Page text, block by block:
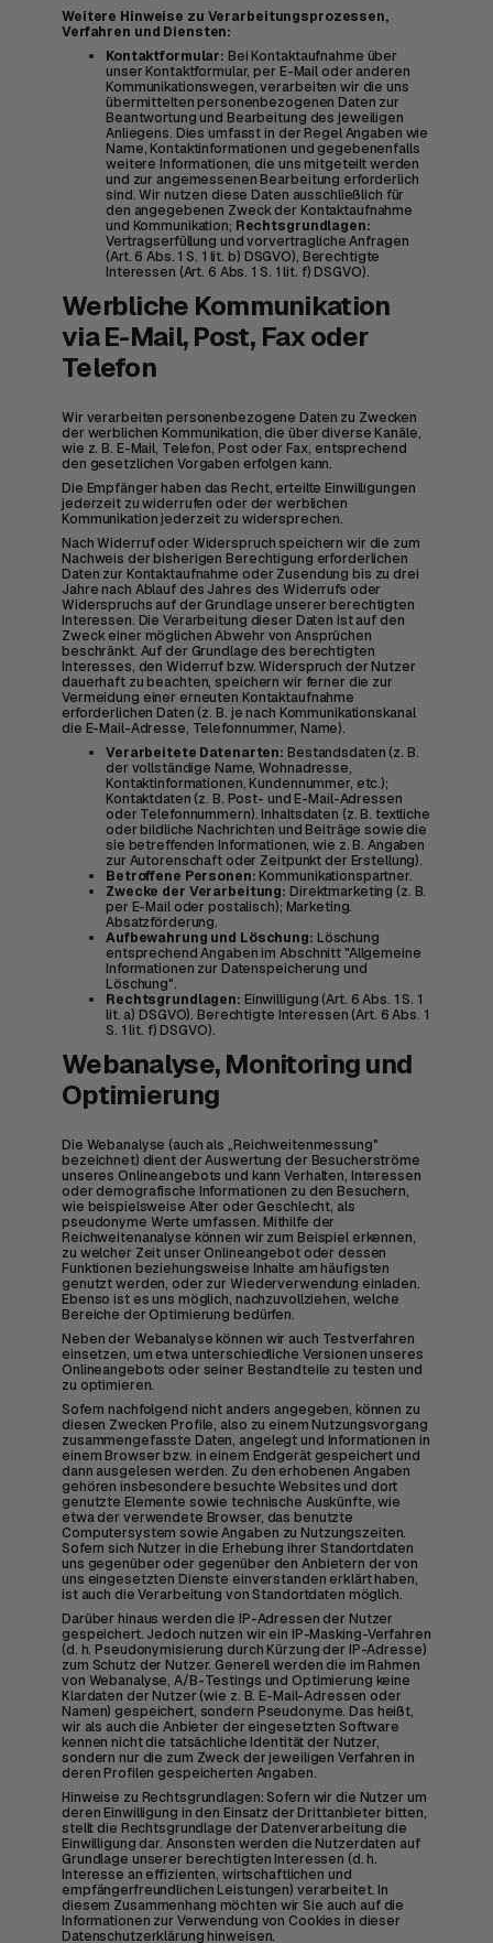
Weitere Hinweise zu Verarbeitungsprozessen,
Verfahren und Diensten:
Kontaktformular: Bei Kontaktaufnahme über
unser Kontaktformular, per E-Mail oder anderen
Kommunikationswegen, verarbeiten wir die uns
übermittelten personenbezogenen Daten zur
Beantwortung und Bearbeitung des jeweiligen
Anliegens. Dies umfasst in der Regel Angaben wie
Name, Kontaktinformationen und gegebenenfalls
weitere Informationen, die uns mitgeteilt werden
und zur angemessenen Bearbeitung erforderlich
sind. Wir nutzen diese Daten ausschließlich für
den angegebenen Zweck der Kontaktaufnahme
und Kommunikation; Rechtsgrundlagen:
Vertragserfüllung und vorvertragliche Anfragen
(Art. 6 Abs. 1 S. 1 lit. b) DSGVO), Berechtigte
Interessen (Art. 6 Abs. 1 S. 1 lit. f) DSGVO).
Werbliche Kommunikation
via E-Mail, Post, Fax oder
Telefon
Wir verarbeiten personenbezogene Daten zu Zwecken
der werblichen Kommunikation, die über diverse Kanäle,
wie z. B. E-Mail, Telefon, Post oder Fax, entsprechend
den gesetzlichen Vorgaben erfolgen kann.
Die Empfänger haben das Recht, erteilte Einwilligungen
jederzeit zu widerrufen oder der werblichen
Kommunikation jederzeit zu widersprechen.
Nach Widerruf oder Widerspruch speichern wir die zum
Nachweis der bisherigen Berechtigung erforderlichen
Daten zur Kontaktaufnahme oder Zusendung bis zu drei
Jahre nach Ablauf des Jahres des Widerrufs oder
Widerspruchs auf der Grundlage unserer berechtigten
Interessen. Die Verarbeitung dieser Daten ist auf den
Zweck einer möglichen Abwehr von Ansprüchen
beschränkt. Auf der Grundlage des berechtigten
Interesses, den Widerruf bzw. Widerspruch der Nutzer
dauerhaft zu beachten, speichern wir ferner die zur
Vermeidung einer erneuten Kontaktaufnahme
erforderlichen Daten (z. B. je nach Kommunikationskanal
die E-Mail-Adresse, Telefonnummer, Name).
Verarbeitete Datenarten: Bestandsdaten (z. B.
der vollständige Name, Wohnadresse,
Kontaktinformationen, Kundennummer, etc.);
Kontaktdaten (z. B. Post- und E-Mail-Adressen
oder Telefonnummern). Inhaltsdaten (z. B. textliche
oder bildliche Nachrichten und Beiträge sowie die
sie betreffenden Informationen, wie z. B. Angaben
zur Autorenschaft oder Zeitpunkt der Erstellung).
Betroffene Personen:Kommunikationspartner.
Zwecke der Verarbeitung: Direktmarketing (z. B.
per E-Mail oder postalisch); Marketing.
Absatzförderung.
Aufbewahrung und Löschung: Löschung
entsprechend Angaben im Abschnitt "Allgemeine
Informationen zur Datenspeicherung und
Löschung".
Rechtsgrundlagen: Einwilligung (Art. 6 Abs. 1 S. 1
lit. a) DSGVO). Berechtigte Interessen (Art. 6 Abs. 1
S. 1 lit. f) DSGVO).
Webanalyse, Monitoring und
Optimierung
Die Webanalyse (auch als „Reichweitenmessung"
bezeichnet) dient der Auswertung der Besucherströme
unseres Onlineangebots und kann Verhalten, Interessen
oder demografische Informationen zu den Besuchern,
wie beispielsweise Alter oder Geschlecht, als
pseudonyme Werte umfassen. Mithilfe der
Reichweitenanalyse können wir zum Beispiel erkennen,
zu welcher Zeit unser Onlineangebot oder dessen
Funktionen beziehungsweise Inhalte am häufigsten
genutzt werden, oder zur Wiederverwendung einladen.
Ebenso ist es uns möglich, nachzuvollziehen, welche
Bereiche der Optimierung bedürfen.
Neben der Webanalyse können wir auch Testverfahren
einsetzen, um etwa unterschiedliche Versionen unseres
Onlineangebots oder seiner Bestandteile zu testen und
zu optimieren.
Sofern nachfolgend nicht anders angegeben, können zu
diesen Zwecken Profile, also zu einem Nutzungsvorgang
zusammengefasste Daten, angelegt und Informationen in
einem Browser bzw. in einem Endgerät gespeichert und
dann ausgelesen werden. Zu den erhobenen Angaben
gehören insbesondere besuchte Websites und dort
genutzte Elemente sowie technische Auskünfte, wie
etwa der verwendete Browser, das benutzte
Computersystem sowie Angaben zu Nutzungszeiten.
Sofern sich Nutzer in die Erhebung ihrer Standortdaten
uns gegenüber oder gegenüber den Anbietern der von
uns eingesetzten Dienste einverstanden erklärt haben,
ist auch die Verarbeitung von Standortdaten möglich.
Darüber hinaus werden die IP-Adressen der Nutzer
gespeichert. Jedoch nutzen wir ein IP-Masking-Verfahren
(d. h. Pseudonymisierung durch Kürzung der IP-Adresse)
zum Schutz der Nutzer. Generell werden die im Rahmen
von Webanalyse, A/B-Testings und Optimierung keine
Klardaten der Nutzer (wie z. B. E-Mail-Adressen oder
Namen) gespeichert, sondern Pseudonyme. Das heißt,
wir als auch die Anbieter der eingesetzten Software
kennen nicht die tatsächliche Identität der Nutzer,
sondern nur die zum Zweck der jeweiligen Verfahren in
deren Profilen gespeicherten Angaben.
Hinweise zu Rechtsgrundlagen: Sofern wir die Nutzer um
deren Einwilligung in den Einsatz der Drittanbieter bitten,
stellt die Rechtsgrundlage der Datenverarbeitung die
Einwilligung dar. Ansonsten werden die Nutzerdaten auf
Grundlage unserer berechtigten Interessen (d. h.
Interesse an effizienten, wirtschaftlichen und
empfängerfreundlichen Leistungen) verarbeitet. In
diesem Zusammenhang möchten wir Sie auch auf die
Informationen zur Verwendung von Cookies in dieser
Datenschutzerklärung hinweisen.